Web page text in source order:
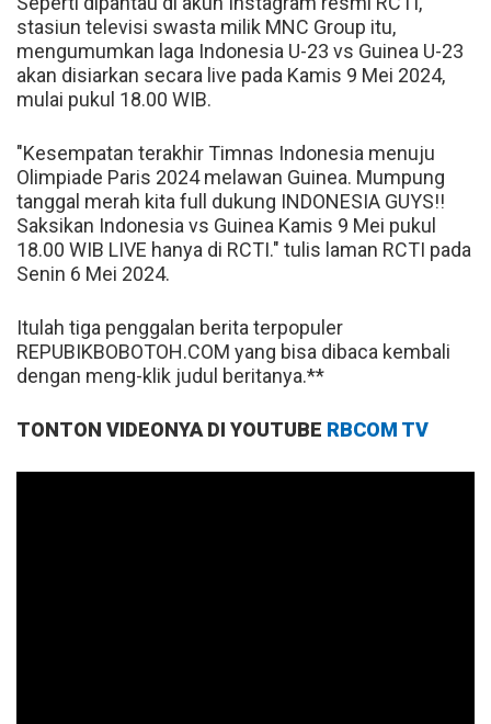
stasiun televisi swasta milik MNC Group itu,
mengumumkan laga Indonesia U-23 vs Guinea U-23
akan disiarkan secara live pada Kamis 9 Mei 2024,
mulai pukul 18.00 WIB.
"Kesempatan terakhir Timnas Indonesia menuju
Olimpiade Paris 2024 melawan Guinea. Mumpung
tanggal merah kita full dukung INDONESIA GUYS!!
Saksikan Indonesia vs Guinea Kamis 9 Mei pukul
18.00 WIB LIVE hanya di RCTI." tulis laman RCTI pada
Senin 6 Mei 2024.
Itulah tiga penggalan berita terpopuler
REPUBIKBOBOTOH.COM yang bisa dibaca kembali
dengan meng-klik judul beritanya.**
TONTON VIDEONYA DI YOUTUBE RBCOM TV